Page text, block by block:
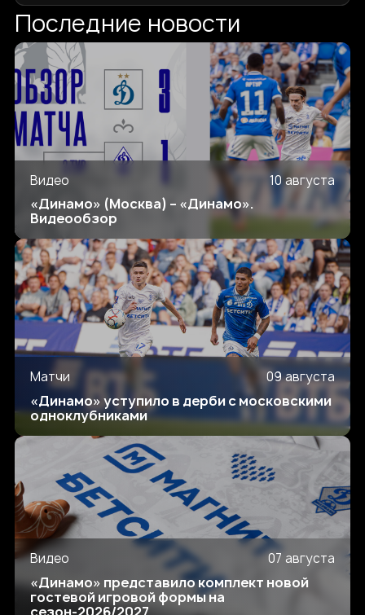
Последние новости
Видео 10 августа
«Динамо» (Москва) – «Динамо».
Видеообзор
Матчи 09 августа
«Динамо» уступило в дерби с московскими
одноклубниками
Видео 07 августа
«Динамо» представило комплект новой
гостевой игровой формы на